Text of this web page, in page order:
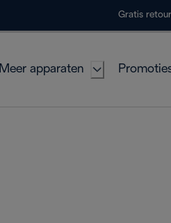
Gratis retour
Meer apparaten